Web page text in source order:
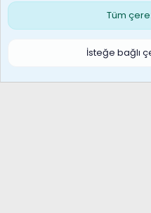
Çerezler
Tüm
İsteğe bağlı